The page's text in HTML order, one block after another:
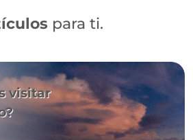
para ti.
visitar